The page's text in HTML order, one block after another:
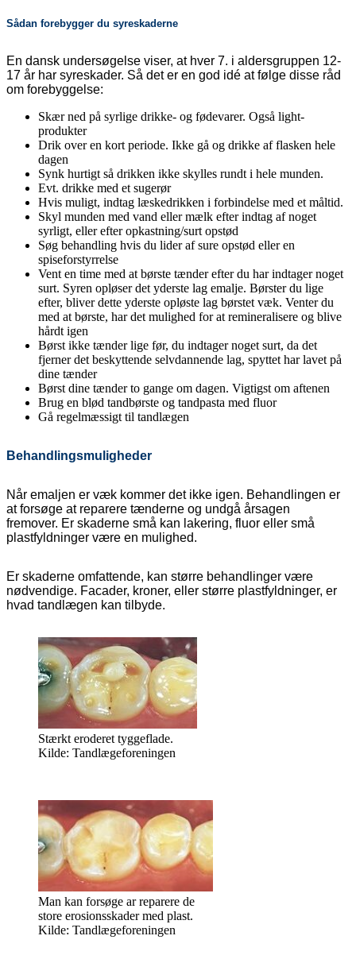
Sådan forebygger du syreskaderne
En dansk undersøgelse viser, at hver 7. i aldersgruppen 12-
17 år har syreskader. Så det er en god idé at følge disse råd
om forebyggelse:
Skær ned på syrlige drikke- og fødevarer. Også light-
produkter
Drik over en kort periode. Ikke gå og drikke af flasken hele
dagen
Synk hurtigt så drikken ikke skylles rundt i hele munden.
Evt. drikke med et sugerør
Hvis muligt, indtag læskedrikken i forbindelse med et måltid.
Skyl munden med vand eller mælk efter indtag af noget
syrligt, eller efter opkastning/surt opstød
Søg behandling hvis du lider af sure opstød eller en
spiseforstyrrelse
Vent en time med at børste tænder efter du har indtager noget
surt. Syren opløser det yderste lag emalje. Børster du lige
efter, bliver dette yderste opløste lag børstet væk. Venter du
med at børste, har det mulighed for at remineralisere og blive
hårdt igen
Børst ikke tænder lige før, du indtager noget surt, da det
fjerner det beskyttende selvdannende lag, spyttet har lavet på
dine tænder
Børst dine tænder to gange om dagen. Vigtigst om aftenen
Brug en blød tandbørste og tandpasta med fluor
Gå regelmæssigt til tandlægen
Behandlingsmuligheder
Når emaljen er væk kommer det ikke igen. Behandlingen er
at forsøge at reparere tænderne og undgå årsagen
fremover. Er skaderne små kan lakering, fluor eller små
plastfyldninger være en mulighed.
Er skaderne omfattende, kan større behandlinger være
nødvendige. Facader, kroner, eller større plastfyldninger, er
hvad tandlægen kan tilbyde.
Stærkt eroderet tyggeflade.
Kilde: Tandlægeforeningen
Man kan forsøge ar reparere de
store erosionsskader med plast.
Kilde: Tandlægeforeningen